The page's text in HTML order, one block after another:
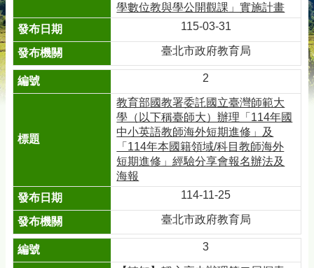
學數位教與學公開觀課」實施計畫
115-03-31
臺北市政府教育局
2
教育部國教署委託國立臺灣師範大
學（以下稱臺師大）辦理「114年國
中小英語教師海外短期進修」及
「114年本國籍領域/科目教師海外
短期進修」經驗分享會報名辦法及
海報
114-11-25
臺北市政府教育局
3